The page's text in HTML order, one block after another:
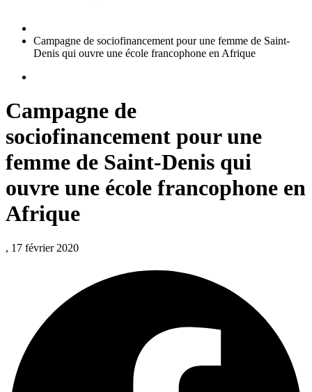
Campagne de sociofinancement pour une femme de Saint-
Denis qui ouvre une école francophone en Afrique
Campagne de
sociofinancement pour une
femme de Saint-Denis qui
ouvre une école francophone en
Afrique
, 17 février 2020